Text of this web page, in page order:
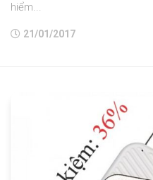
hiểm...
21/01/2017